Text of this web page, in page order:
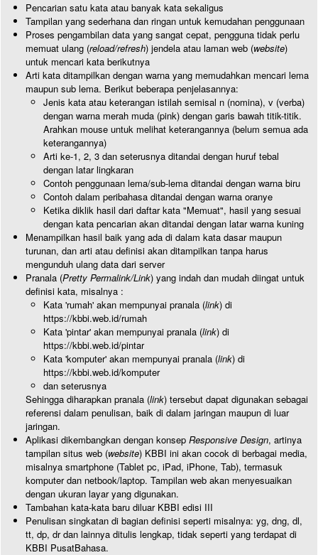
Pencarian satu kata atau banyak kata sekaligus
Tampilan yang sederhana dan ringan untuk kemudahan penggunaan
Proses pengambilan data yang sangat cepat, pengguna tidak perlu
memuat ulang (reload/refresh) jendela atau laman web (website)
untuk mencari kata berikutnya
Arti kata ditampilkan dengan warna yang memudahkan mencari lema
maupun sub lema. Berikut beberapa penjelasannya:
Jenis kata atau keterangan istilah semisal n (nomina), v (verba)
dengan warna merah muda (pink) dengan garis bawah titik-titik.
Arahkan mouse untuk melihat keterangannya (belum semua ada
keterangannya)
Arti ke-1, 2, 3 dan seterusnya ditandai dengan huruf tebal
dengan latar lingkaran
Contoh penggunaan lema/sub-lema ditandai dengan warna biru
Contoh dalam peribahasa ditandai dengan warna oranye
Ketika diklik hasil dari daftar kata "Memuat", hasil yang sesuai
dengan kata pencarian akan ditandai dengan latar warna kuning
Menampilkan hasil baik yang ada di dalam kata dasar maupun
turunan, dan arti atau definisi akan ditampilkan tanpa harus
mengunduh ulang data dari server
Pranala (Pretty Permalink/Link) yang indah dan mudah diingat untuk
definisi kata, misalnya :
Kata 'rumah' akan mempunyai pranala (link) di
https://kbbi.web.id/rumah
Kata 'pintar' akan mempunyai pranala (link) di
https://kbbi.web.id/pintar
Kata 'komputer' akan mempunyai pranala (link) di
https://kbbi.web.id/komputer
dan seterusnya
Sehingga diharapkan pranala (link) tersebut dapat digunakan sebagai
referensi dalam penulisan, baik di dalam jaringan maupun di luar
jaringan.
Aplikasi dikembangkan dengan konsep Responsive Design, artinya
tampilan situs web (website) KBBI ini akan cocok di berbagai media,
misalnya smartphone (Tablet pc, iPad, iPhone, Tab), termasuk
komputer dan netbook/laptop. Tampilan web akan menyesuaikan
dengan ukuran layar yang digunakan.
Tambahan kata-kata baru diluar KBBI edisi III
Penulisan singkatan di bagian definisi seperti misalnya: yg, dng, dl,
tt, dp, dr dan lainnya ditulis lengkap, tidak seperti yang terdapat di
KBBI PusatBahasa.